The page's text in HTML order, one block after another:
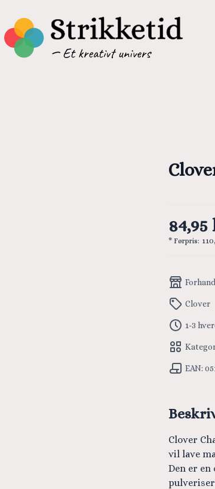
84,95
* Førpris:
Clover
1-3
EAN:
Clover
vil lave
Den er